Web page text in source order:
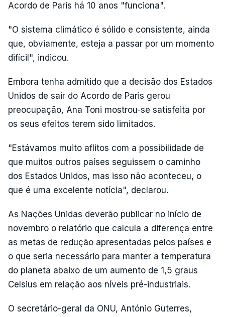
Acordo de Paris há 10 anos "funciona".
"O sistema climático é sólido e consistente, ainda
que, obviamente, esteja a passar por um momento
difícil", indicou.
Embora tenha admitido que a decisão dos Estados
Unidos de sair do Acordo de Paris gerou
preocupação, Ana Toni mostrou-se satisfeita por
os seus efeitos terem sido limitados.
"Estávamos muito aflitos com a possibilidade de
que muitos outros países seguissem o caminho
dos Estados Unidos, mas isso não aconteceu, o
que é uma excelente notícia", declarou.
As Nações Unidas deverão publicar no início de
novembro o relatório que calcula a diferença entre
as metas de redução apresentadas pelos países e
o que seria necessário para manter a temperatura
do planeta abaixo de um aumento de 1,5 graus
Celsius em relação aos níveis pré-industriais.
O secretário-geral da ONU, António Guterres,